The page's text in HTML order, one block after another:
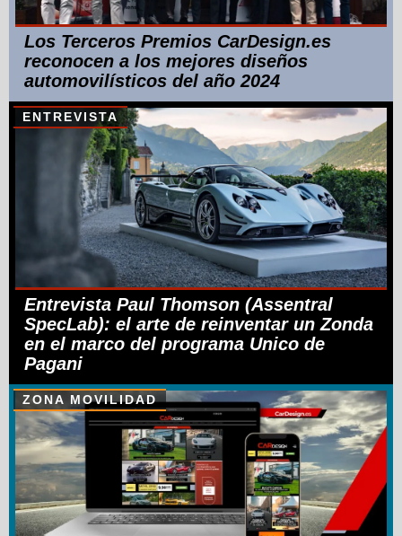
Los Terceros Premios CarDesign.es
reconocen a los mejores diseños
automovilísticos del año 2024
ENTREVISTA
Entrevista Paul Thomson (Assentral
SpecLab): el arte de reinventar un Zonda
en el marco del programa Unico de
Pagani
ZONA MOVILIDAD